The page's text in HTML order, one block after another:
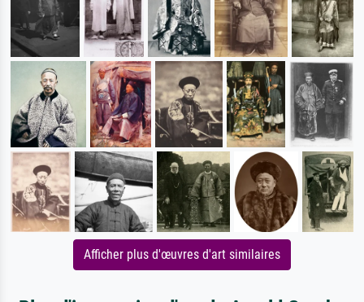
Afficher plus d'œuvres d'art similaires